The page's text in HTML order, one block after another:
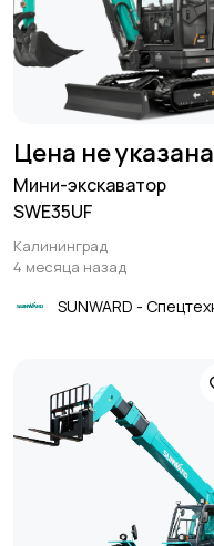
Цена не указана
Мини-экскаватор
SWE35UF
Калининград
4 месяца назад